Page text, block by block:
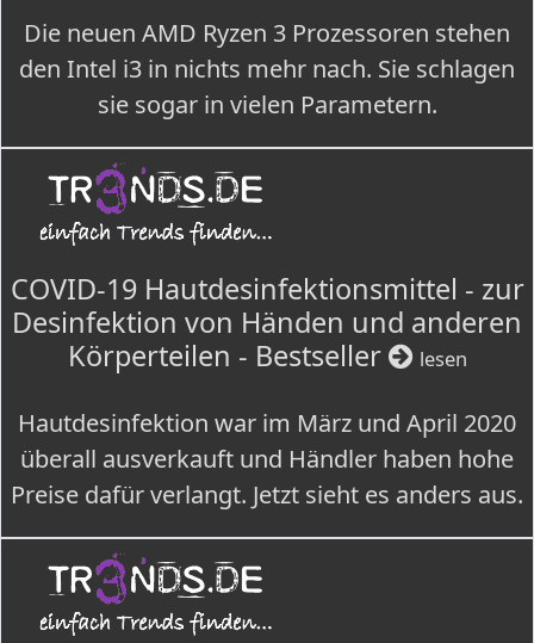
Die neuen AMD Ryzen 3 Prozessoren stehen
den Intel i3 in nichts mehr nach. Sie schlagen
sie sogar in vielen Parametern.
COVID-19 Hautdesinfektionsmittel - zur
Desinfektion von Händen und anderen
Körperteilen - Bestseller
lesen
Hautdesinfektion war im März und April 2020
überall ausverkauft und Händler haben hohe
Preise dafür verlangt. Jetzt sieht es anders aus.